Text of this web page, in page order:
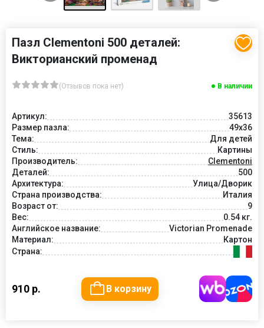
Пазл Clementoni 500 деталей:
Викторианский променад
(Отзывов пока нет) В наличии
Артикул:
35613
Размер пазла:
49x36
Тема:
Для детей
Стиль:
Картины
Производитель:
Clementoni
Деталей:
500
Архитектура:
Улица/Дворик
Страна производства:
Италия
Возраст от:
9
Вес:
0.54 кг.
Английское название:
Victorian Promenade
Материал:
Картон
Страна:
910 р. В корзину